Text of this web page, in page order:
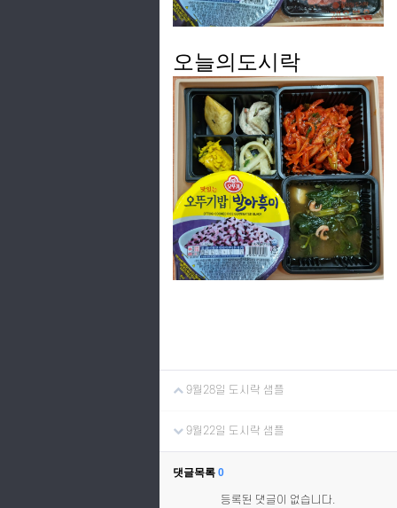
오늘의도시락
9월28일 도시락 샘플
9월22일 도시락 샘플
댓글목록 0
등록된 댓글이 없습니다.